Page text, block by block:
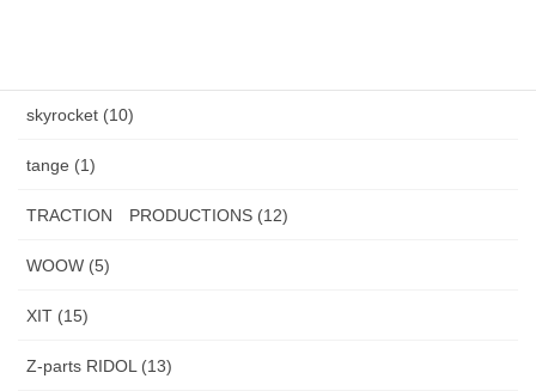
skyrocket (10)
tange (1)
TRACTION PRODUCTIONS (12)
WOOW (5)
XIT (15)
Z-parts RIDOL (13)